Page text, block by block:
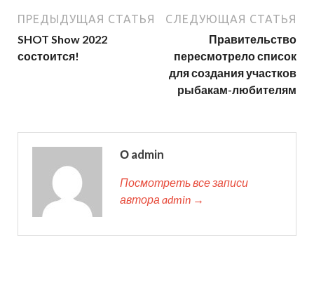
ПРЕДЫДУЩАЯ СТАТЬЯ
SHOT Show 2022
состоится!
СЛЕДУЮЩАЯ СТАТЬЯ
Правительство
пересмотрело список
для создания участков
рыбакам-любителям
О admin
Посмотреть все записи
автора admin →